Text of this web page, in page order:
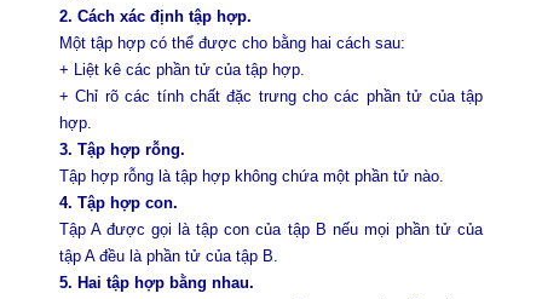
2. Cách xác định tập hợp.
Một tập hợp có thể được cho bằng hai cách sau:
+ Liệt kê các phần tử của tập hợp.
+ Chỉ rõ các tính chất đặc trưng cho các phần tử của tập
hợp.
3. Tập hợp rỗng.
Tập hợp rỗng là tập hợp không chứa một phần tử nào.
4. Tập hợp con.
Tập A được gọi là tập con của tập B nếu mọi phần tử của
tập A đều là phần tử của tập B.
5. Hai tập hợp bằng nhau.